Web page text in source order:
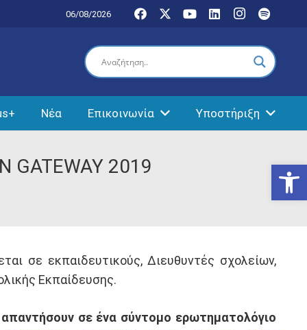
06/08/2026
Νέα Επικοινωνία Υποστήριξη
GATEWAY 2019
σε εκπαιδευτικούς, Διευθυντές σχολείων,
Εκπαίδευσης.
σε ένα σύντομο ερωτηματολόγιο